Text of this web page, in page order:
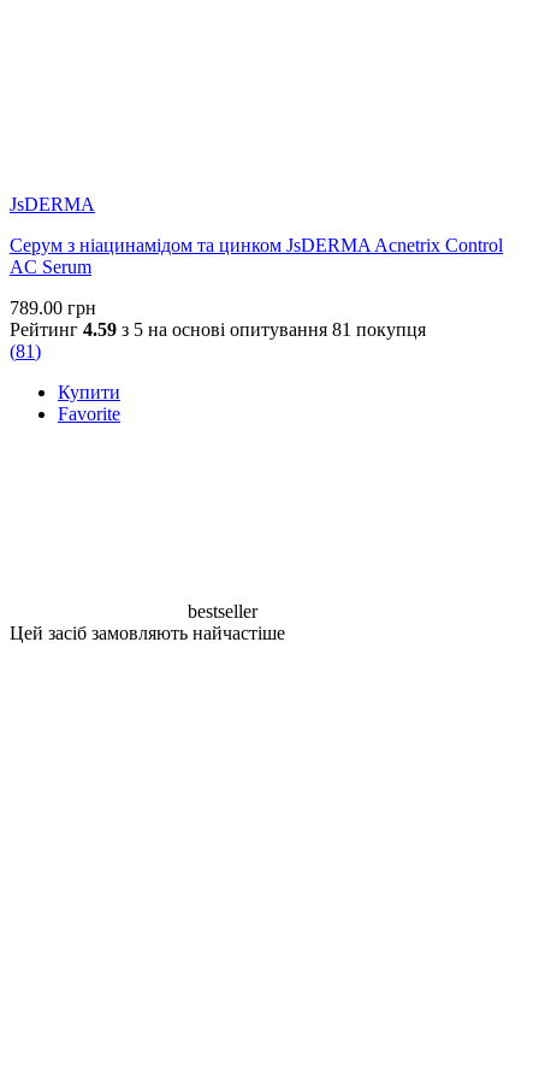
JsDERMA
Серум з ніацинамідом та цинком JsDERMA Acnetrix Control
AC Serum
789.00 грн
Рейтинг 4.59 з 5 на основі опитування 81 покупця
(81)
Купити
Favorite
bestseller
Цей засіб замовляють найчастіше